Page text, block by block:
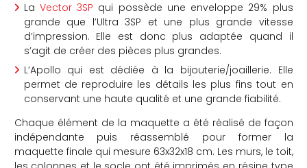
La Vector 3SP qui possède une enveloppe 29% plus
grande que l’Ultra 3SP et une plus grande vitesse
d’impression. Elle est donc plus adaptée quand il
s’agit de créer des pièces plus grandes.
L’Apollo qui est dédiée à la bijouterie/joaillerie. Elle
permet de reproduire les détails les plus fins tout en
conservant une haute qualité et une grande fiabilité.
Chaque élément de la maquette a été réalisé de façon
indépendante puis réassemblé pour former la
maquette finale qui mesure 63x32x18 cm. Les murs, le toit,